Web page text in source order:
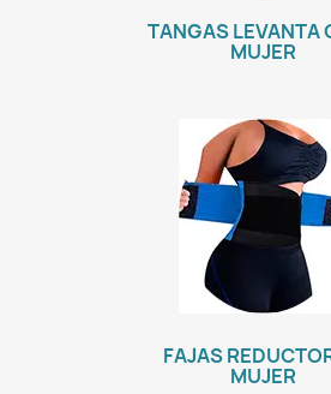
TANGAS LEVANTA
MUJER
FAJAS
MUJER